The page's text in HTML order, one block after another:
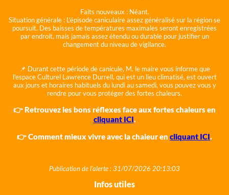
Faits nouveaux : Néant.
Situation générale : L'épisode caniculaire assez généralisé sur la région se
poursuit. Des baisses de températures maximales seront enregistrées
par endroit, mais jamais assez étendu ou durable pour justifier un
changement du niveau de vigilance.
📌 Durant cette période de canicule, M. le maire vous informe que
l'espace Culturel Lawrence Durrell, qui est un lieu climatisé, est ouvert
aux jours et horaires habituels du lundi au samedi, vous pouvez vous y
rendre pour vous protéger des fortes chaleurs.
👉 Retrouvez les bons réflexes face aux fortes chaleurs en
cliquant ICI.
👉 Comment mieux vivre avec la chaleur en cliquant ICI.
Publication de l'alerte : 31/07/2026 20:13:03
Infos utiles